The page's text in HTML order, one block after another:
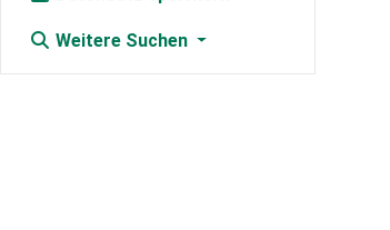
Weitere Suchen